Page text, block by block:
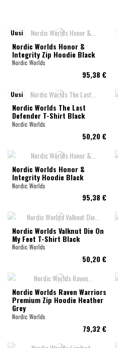
Uusi
Nordic Worlds Honor &
Integrity Zip Hoodie Black
Nordic Worlds
95,38 €
Uusi
Nordic Worlds The Last
Defender T-Shirt Black
Nordic Worlds
50,20 €
Nordic Worlds Honor &
Integrity Hoodie Black
Nordic Worlds
95,38 €
Nordic Worlds Valknut Die On
My Feet T-Shirt Black
Nordic Worlds
50,20 €
Nordic Worlds Raven Warriors
Premium Zip Hoodie Heather
Grey
Nordic Worlds
79,32 €